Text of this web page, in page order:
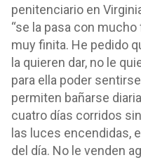
penitenciario en
“se la pasa con
muy finita. He pedido
la quieren dar, no le
para ella poder
permiten bañarse
cuatro días corridos
las luces encendidas,
del día. No le venden